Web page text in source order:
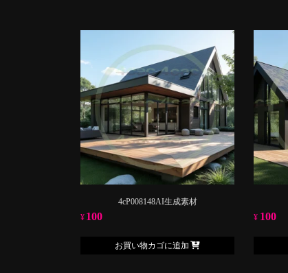
4cP008148AI生成素材
¥ 100
お買い物カゴに追加
¥ 100